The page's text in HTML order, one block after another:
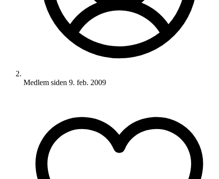
Medlem siden 9. feb. 2009